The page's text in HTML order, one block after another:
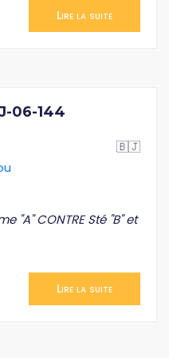
Lire la suite
06-144
🇧🇯
"A" CONTRE Sté "B" et
Lire la suite